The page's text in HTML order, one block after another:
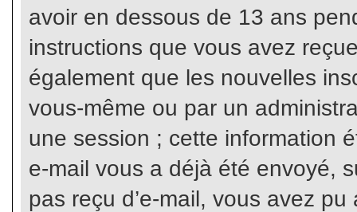
avoir en dessous de 13 ans
instructions que vous avez
également que les nouvelles
vous-même ou par un
une session ; cette information
e-mail vous a déjà été envoyé,
pas reçu d’e-mail, vous avez